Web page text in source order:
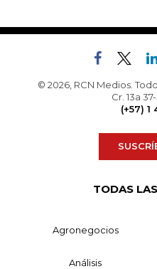
© 2026, RCN Medios.
Cr. 13a
(+57)
TODAS
Agronegocios
Análisis